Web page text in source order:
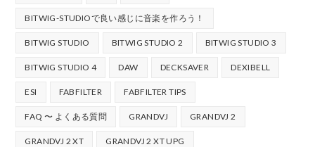
BITWIG-STUDIOで良い感じに音楽を作ろう！
BITWIG STUDIO BITWIG STUDIO 2 BITWIG STUDIO 3
BITWIG STUDIO 4 DAW DECKSAVER DEXIBELL
ESI FABFILTER FABFILTER TIPS
FAQ 〜 よくある質問 GRANDVJ GRANDVJ 2
GRANDVJ 2 XT GRANDVJ 2 XT UPG